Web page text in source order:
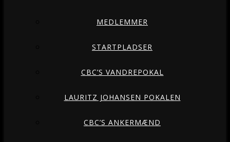
MEDLEMMER
STARTPLADSER
CBC’S VANDREPOKAL
LAURITZ JOHANSEN POKALEN
CBC’S ANKERMÆND